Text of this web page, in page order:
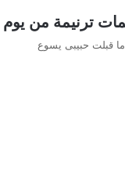
ترنيمة من
قبلت حبيبى يسوع